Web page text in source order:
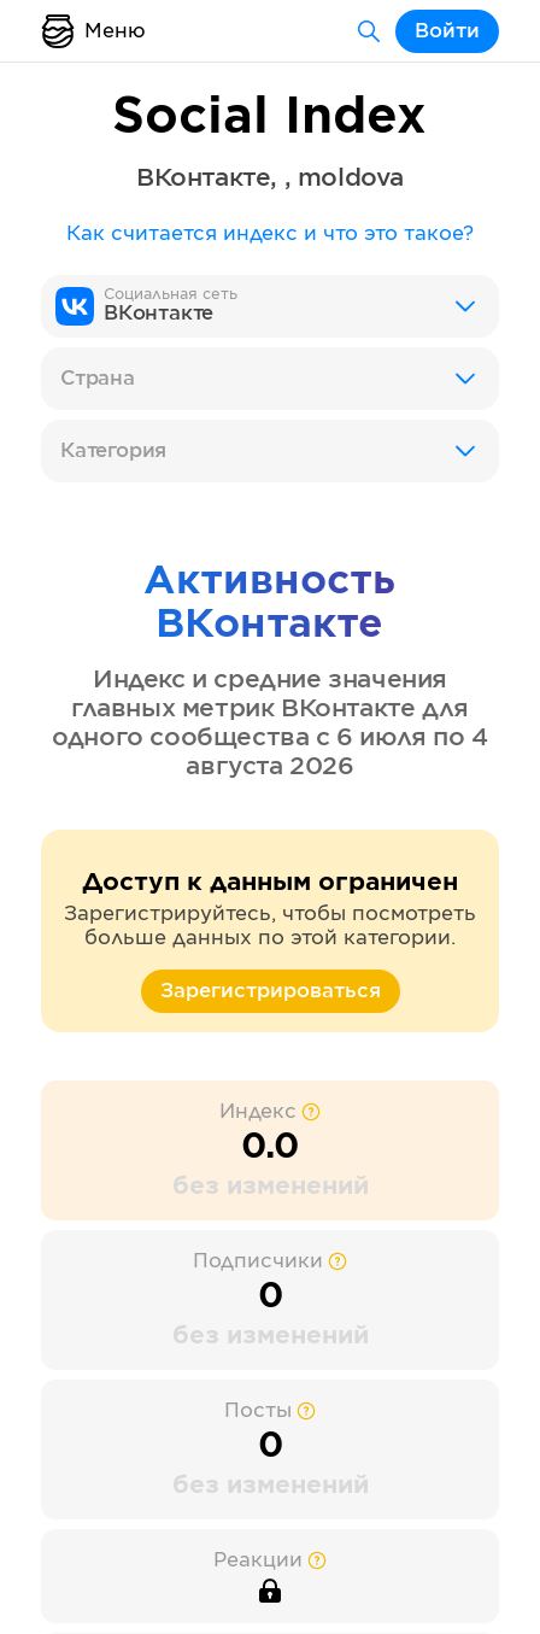
Меню Войти
Social Index
ВКонтакте, , moldova
Как считается индекс и что это такое?
Социальная сеть
ВКонтакте
Страна
Категория
Активность
ВКонтакте
Индекс и средние значения
главных метрик ВКонтакте для
одного сообщества с 6 июля по 4
августа 2026
Доступ к данным ограничен
Зарегистрируйтесь, чтобы посмотреть
больше данных по этой категории.
Зарегистрироваться
Индекс
0.0
без изменений
Подписчики
0
без изменений
Посты
0
без изменений
Реакции